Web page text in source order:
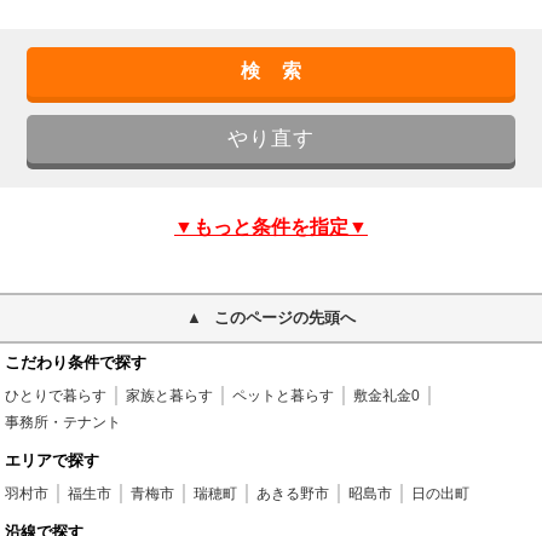
▼もっと条件を指定▼
このページの先頭へ
こだわり条件で探す
ひとりで暮らす 家族と暮らす ペットと暮らす
敷金礼金0
事務所・テナント
エリアで探す
羽村市 福生市 青梅市 瑞穂町 あきる野市 昭島市 日の出町
沿線で探す